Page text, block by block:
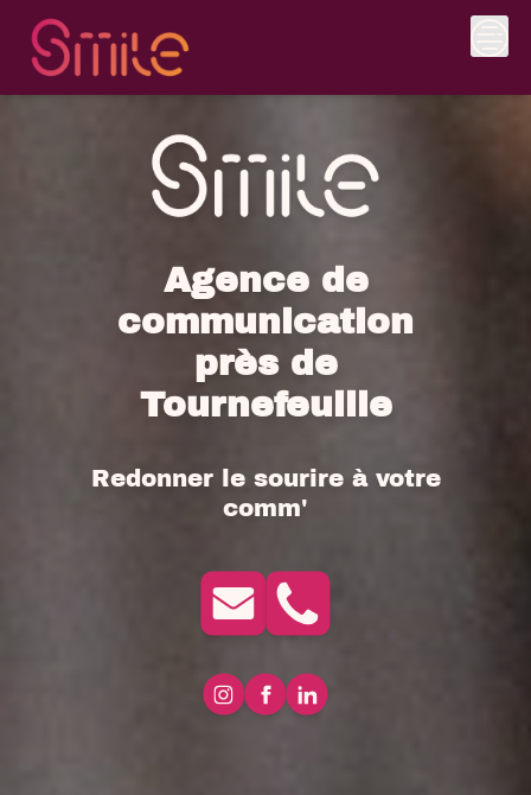
content
Agence de
communication
près de
Tournefeuille
Redonner le sourire à votre
comm'